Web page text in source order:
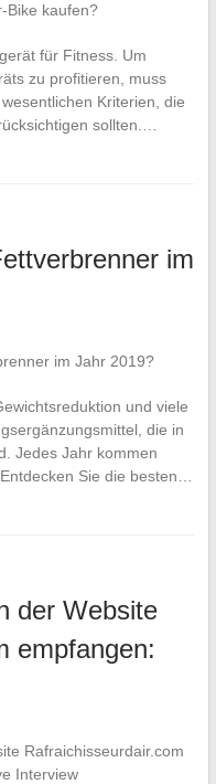
für Fitness. Um
zu profitieren, muss
Kriterien, die
sollten.…
im
und viele
die in
Jedes Jahr kommen
Sie die besten…
der Website
empfangen: